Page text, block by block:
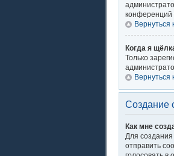
конференций
Вернуться
Когда я
Только
Вернуться
Создание
Как мне
Для
отправить